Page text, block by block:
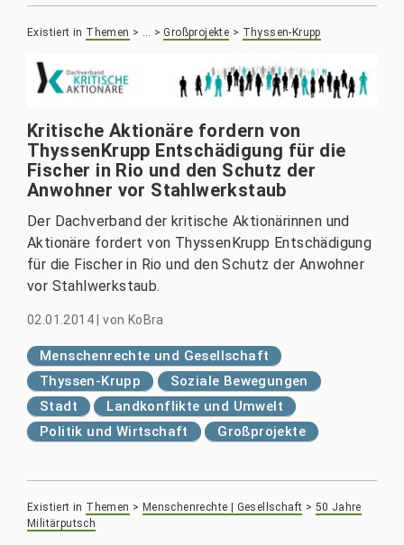
Existiert in Themen > … >Großprojekte > Thyssen-Krupp
Kritische Aktionäre fordern von
ThyssenKrupp Entschädigung für die
Fischer in Rio und den Schutz der
Anwohner vor Stahlwerkstaub
Der Dachverband der kritische Aktionärinnen und
Aktionäre fordert von ThyssenKrupp Entschädigung
für die Fischer in Rio und den Schutz der Anwohner
vor Stahlwerkstaub.
02.01.2014|von KoBra
Menschenrechte und Gesellschaft
Thyssen-Krupp
Soziale Bewegungen
Stadt
Landkonflikte und Umwelt
Politik und Wirtschaft
Großprojekte
Existiert in Themen > Menschenrechte | Gesellschaft > 50 Jahre
Militärputsch